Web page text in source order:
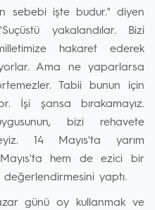
sebebi işte budur." diyen
yakalandılar. Bizi
hakaret ederek
Ama ne yaparlarsa
Tabii bunun için
İşi şansa bırakamayız.
bizi rehavete
14 Mayıs'ta yarım
Mayıs'ta hem de ezici bir
yaptı.
günü oy kullanmak ve